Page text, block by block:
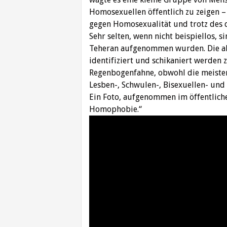
Homosexuellen öffentlich zu zeigen
gegen Homosexualität und trotz des
Sehr selten, wenn nicht beispiellos,
Teheran aufgenommen wurden. Die
identifiziert und schikaniert werden
Regenbogenfahne, obwohl die
Lesben-, Schwulen-, Bisexuellen-
Ein Foto, aufgenommen im
Homophobie.“